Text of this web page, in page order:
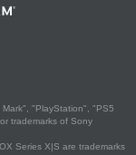
"PlayStation", "PS5
trademarks of Sony
Series X|S are trademarks